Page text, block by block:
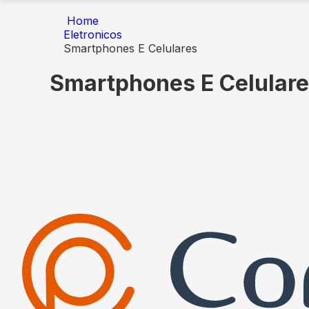
Home
Eletronicos
Smartphones E Celulares
Smartphones E